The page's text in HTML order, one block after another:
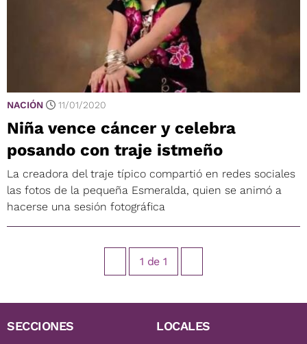
NACIÓN 11/01/2020
Niña vence cáncer y celebra
posando con traje istmeño
La creadora del traje típico compartió en redes sociales
las fotos de la pequeña Esmeralda, quien se animó a
hacerse una sesión fotográfica
1 de 1
SECCIONES LOCALES